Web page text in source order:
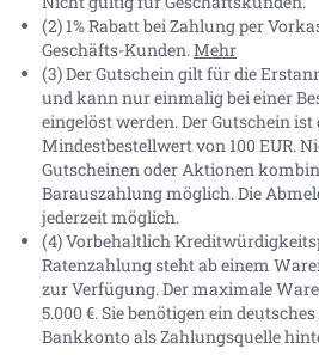
(2) 1% Rabatt bei Zahlung per
Geschäfts-Kunden.Mehr
(3) Der Gutschein gilt für die
und kann nur einmalig bei einer
eingelöst werden. Der Gutschein
Mindestbestellwert von 100 EUR.
Gutscheinen oder Aktionen
Barauszahlung möglich. Die
jederzeit möglich.
(4) Vorbehaltlich
Ratenzahlung steht ab einem
zur Verfügung. Der maximale
5.000 €. Sie benötigen ein
Bankkonto als Zahlungsquelle